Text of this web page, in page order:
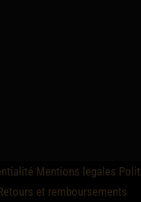
Mentions legales
et remboursements